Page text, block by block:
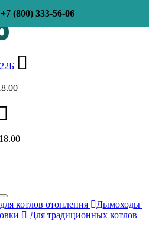
+7 (800) 333-56-06
котлов отопления
Дымоходы
Для традиционных котлов